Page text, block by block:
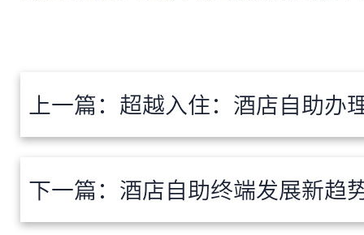
上一篇： 超越入住：酒店自助办理入住
下一篇： 酒店自助终端发展新趋势：从